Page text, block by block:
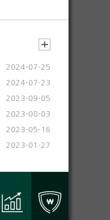
2024-07-25
2024-07-23
2023-09-05
2023-08-03
2023-05-16
2023-01-27